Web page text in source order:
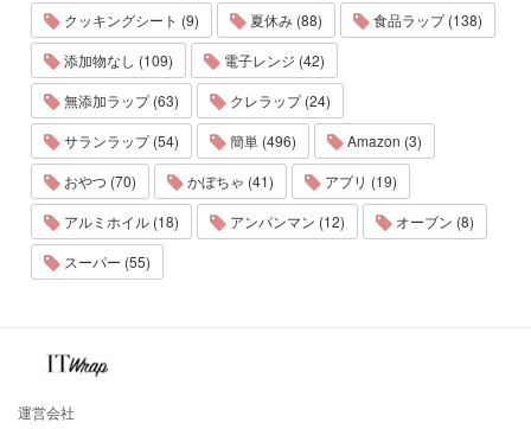
クッキングシート (9)
夏休み (88)
食品ラップ (138)
添加物なし (109)
電子レンジ (42)
無添加ラップ (63)
クレラップ (24)
サランラップ (54)
簡単 (496)
Amazon (3)
おやつ (70)
かぼちゃ (41)
アプリ (19)
アルミホイル (18)
アンパンマン (12)
オーブン (8)
スーパー (55)
運営会社